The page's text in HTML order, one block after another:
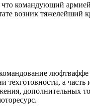
командующий
возник тяжелейший
а часть
дополнительных